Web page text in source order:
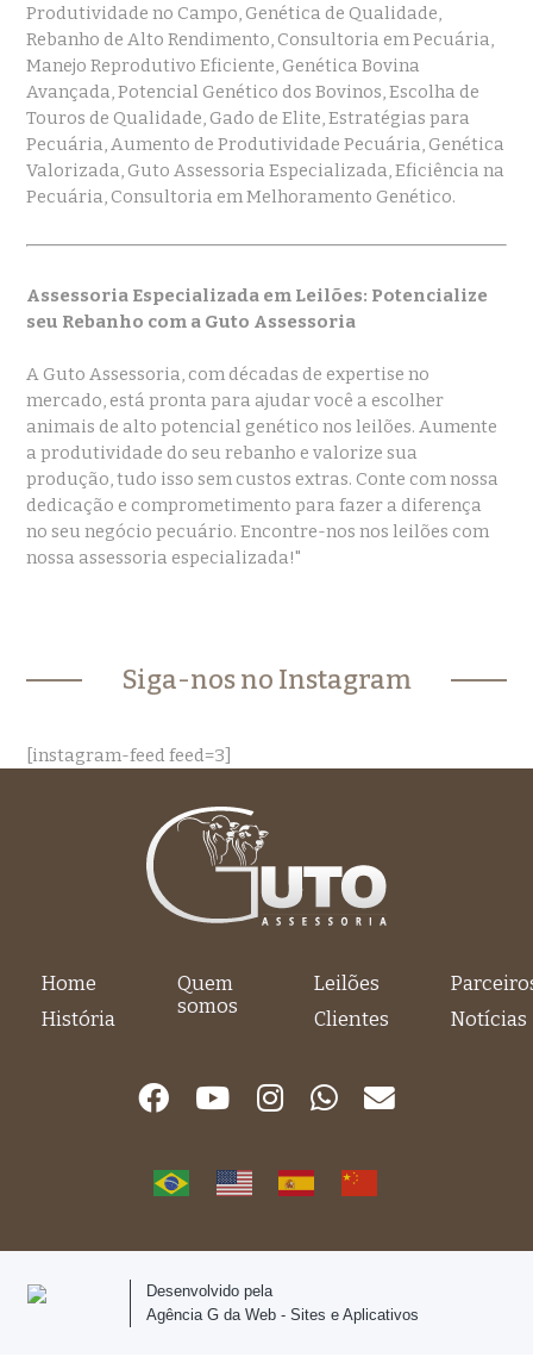
Produtividade no Campo, Genética de Qualidade,
Rebanho de Alto Rendimento, Consultoria em Pecuária,
Manejo Reprodutivo Eficiente, Genética Bovina
Avançada, Potencial Genético dos Bovinos, Escolha de
Touros de Qualidade, Gado de Elite, Estratégias para
Pecuária, Aumento de Produtividade Pecuária, Genética
Valorizada, Guto Assessoria Especializada, Eficiência na
Pecuária, Consultoria em Melhoramento Genético.
Assessoria Especializada em Leilões: Potencialize
seu Rebanho com a Guto Assessoria
A Guto Assessoria, com décadas de expertise no
mercado, está pronta para ajudar você a escolher
animais de alto potencial genético nos leilões. Aumente
a produtividade do seu rebanho e valorize sua
produção, tudo isso sem custos extras. Conte com nossa
dedicação e comprometimento para fazer a diferença
no seu negócio pecuário. Encontre-nos nos leilões com
nossa assessoria especializada!"
Siga-nos no Instagram
[instagram-feed feed=3]
Home
História
Quem
somos
Leilões
Clientes
Notícias
Desenvolvido pela
Agência G da Web - Sites e Aplicativos